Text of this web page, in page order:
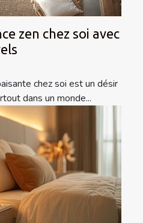
zen chez soi avec
chez soi est un désir
dans un monde...